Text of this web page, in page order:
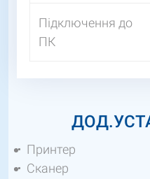
Підключення до
ПК
Принтер
Сканер